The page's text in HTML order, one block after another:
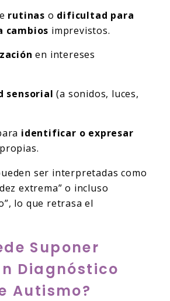
rutinas o dificultad para
cambios imprevistos.
en intereses
sensorial (a sonidos, luces,
identificar o expresar
propias.
ser interpretadas como
extrema” o incluso
lo que retrasa el
Suponer
Diagnóstico
Autismo?